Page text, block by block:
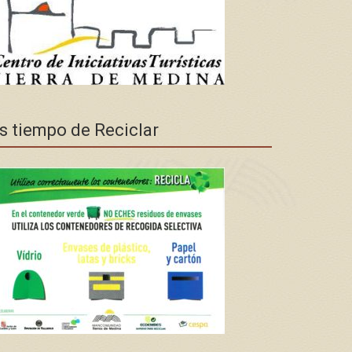
tiempo de Reciclar